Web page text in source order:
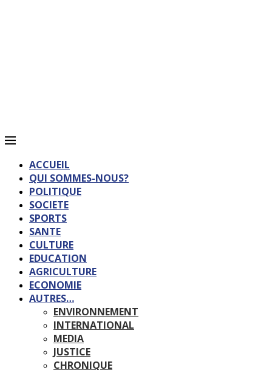
ACCUEIL
QUI SOMMES-NOUS?
POLITIQUE
SOCIETE
SPORTS
SANTE
CULTURE
EDUCATION
AGRICULTURE
ECONOMIE
AUTRES…
ENVIRONNEMENT
INTERNATIONAL
MEDIA
JUSTICE
CHRONIQUE